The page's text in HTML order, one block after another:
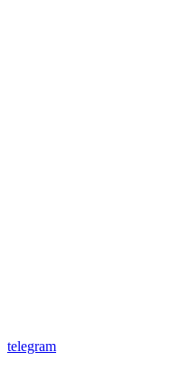
telegram